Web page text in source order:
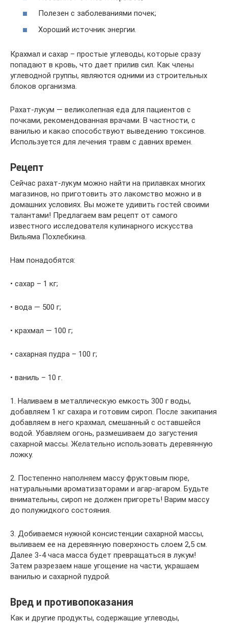
Полезен с заболеваниями почек;
Хороший источник энергии.
Крахмал и сахар – простые углеводы, которые сразу
попадают в кровь, что дает прилив сил. Как члены
углеводной группы, являются одними из строительных
блоков организма.
Рахат-лукум — великолепная еда для пациентов с
почками, рекомендованная врачами. В частности, с
ванилью и какао способствуют выведению токсинов.
Используется для лечения травм с давних времен.
Рецепт
Сейчас рахат-лукум можно найти на прилавках многих
магазинов, но приготовить это лакомство можно и в
домашних условиях. Вы можете удивить гостей своими
талантами! Предлагаем вам рецепт от самого
известного исследователя кулинарного искусства
Вильяма Похлебкина.
Нам понадобятся:
• сахар – 1 кг;
• вода — 500 г;
• крахмал — 100 г;
• сахарная пудра – 100 г;
• ваниль – 10 г.
1. Наливаем в металлическую емкость 300 г воды,
добавляем 1 кг сахара и готовим сироп. После закипания
добавляем в него крахмал, смешанный с оставшейся
водой. Убавляем огонь, размешиваем до загустения
сахарной массы. Желательно использовать деревянную
ложку.
2. Постепенно наполняем массу фруктовым пюре,
натуральными ароматизаторами и агар-агаром. Будьте
внимательны, сироп не должен пригореть! Варим массу
до полужидкого состояния.
3. Добиваемся нужной консистенции сахарной массы,
выливаем ее на деревянную поверхность слоем 2,5 см.
Далее 3-4 часа масса будет превращаться в лукум!
Затем разрезаем наше угощение на части, украшаем
ванилью и сахарной пудрой.
Вред и противопоказания
Как и другие продукты, содержащие углеводы,